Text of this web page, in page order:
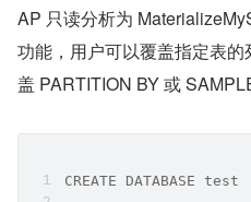
AP 只读分析为
功能，用户可以覆盖指定表
盖 PARTITION BY 或
CREATE DATABASE test